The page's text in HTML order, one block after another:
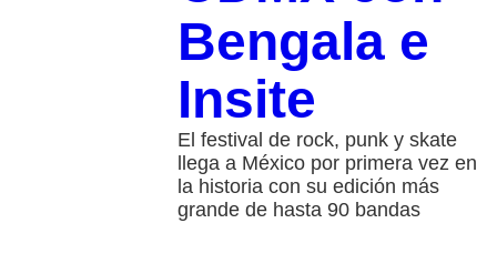
Bengala e
Insite
El festival de rock, punk y skate
llega a México por primera vez en
la historia con su edición más
grande de hasta 90 bandas